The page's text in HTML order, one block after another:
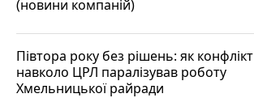
(новини компаній)
Півтора року без рішень: як конфлікт
навколо ЦРЛ паралізував роботу
Хмельницької райради